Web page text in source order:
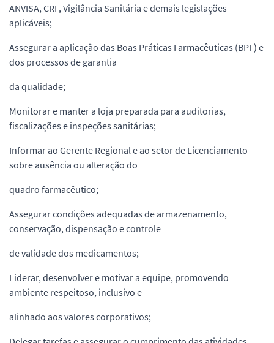
ANVISA, CRF, Vigilância Sanitária e demais legislações
aplicáveis;
Assegurar a aplicação das Boas Práticas Farmacêuticas (BPF) e
dos processos de garantia
da qualidade;
Monitorar e manter a loja preparada para auditorias,
fiscalizações e inspeções sanitárias;
Informar ao Gerente Regional e ao setor de Licenciamento
sobre ausência ou alteração do
quadro farmacêutico;
Assegurar condições adequadas de armazenamento,
conservação, dispensação e controle
de validade dos medicamentos;
Liderar, desenvolver e motivar a equipe, promovendo
ambiente respeitoso, inclusivo e
alinhado aos valores corporativos;